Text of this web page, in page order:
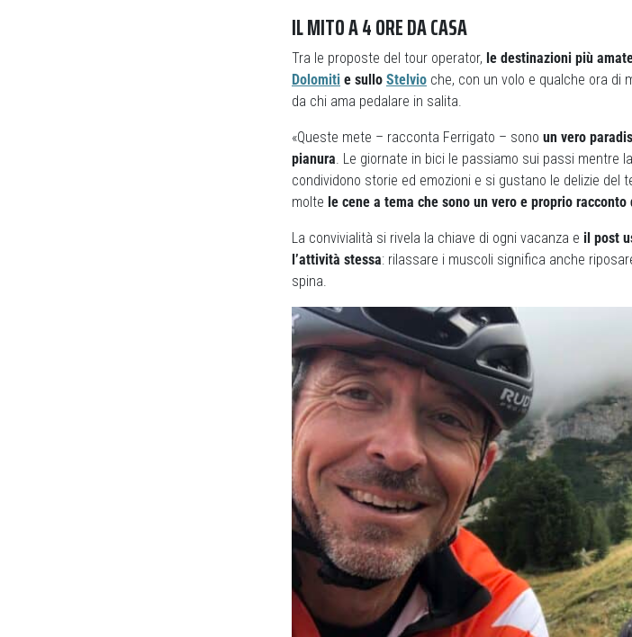
IL MITO A 4 ORE DA CASA
Tra le proposte del tour operator, le destinazioni più
Dolomiti e sullo Stelvio che, con un volo e qualche ora di
da chi ama pedalare in salita.
«Queste mete – racconta Ferrigato – sono un vero
pianura. Le giornate in bici le passiamo sui passi mentre
condividono storie ed emozioni e si gustano le delizie del
molte le cene a tema che sono un vero e proprio
La convivialità si rivela la chiave di ogni vacanza e il post
l’attività stessa: rilassare i muscoli significa anche
spina.